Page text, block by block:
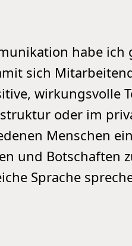
habe ich
sich
wirkungsvolle
oder im
Menschen
und Botschaften
Sprache